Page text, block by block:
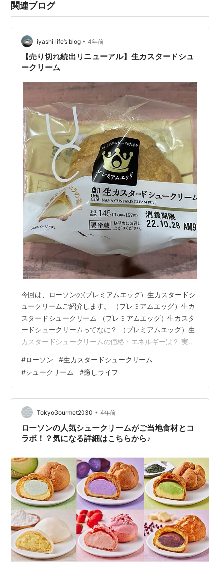
たった２日間で売り切…
関連ブログ
iyashi_life’s blog • 4年前
【売り切れ続出リニューアル】生カスタードシュ
ークリーム
今回は、ローソンの(プレミアムエッグ）生カスタードシ
ュークリームご紹介します。 （プレミアムエッグ）生カ
スタードシュークリーム （プレミアムエッグ）生カスタ
ードシュークリームってなに？ （プレミアムエッグ）生
カスタードシュークリームの価格・エネルギーは？ 実食
レミアムエッグ）生カスタードシュークリームってな
に？ カスタードを堪能できるシュークリーム。 （公式
H.Pより） 「カスタードは、たまごで生まれ変わる。」
と称して２０２２年３月に発売されると２７日間でなん
と７００万個を突破して品切れ続出となった「生カスタ
ードシュークリーム」がリニューア…
#ローソン #生カスタードシュークリーム
#シュークリーム #癒しライフ
TokyoGourmet2030 • 4年前
ローソンの人気シュークリームがご当地食材とコ
ラボ！？気になる詳細はこちらから♪